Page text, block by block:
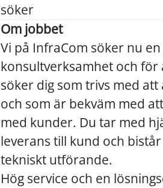
söker
Om jobbet
Vi på InfraCom söker nu
konsultverksamhet och för
söker dig som trivs med
och som är bekväm med
med kunder. Du tar med
leverans till kund och
tekniskt utförande.
Hög service och en